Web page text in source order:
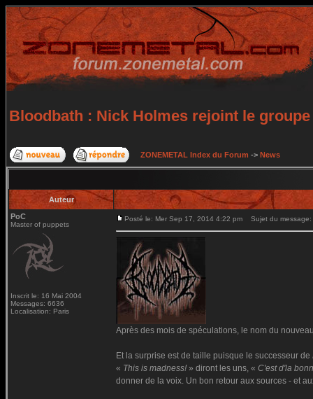
Bloodbath : Nick Holmes rejoint le
ZONEMETAL Index du Forum -> News
Auteur
PoC
Master of puppets
Inscrit le: 16 Mai 2004
Messages: 6636
Localisation: Paris
Posté le: Mer Sep 17, 2014 4:22 pm Sujet du message:
Après des mois de spéculations, le nom du
Et la surprise est de taille puisque le successeur de
« This is madness! » diront les uns, « C'est d'la
donner de la voix. Un bon retour aux sources - et